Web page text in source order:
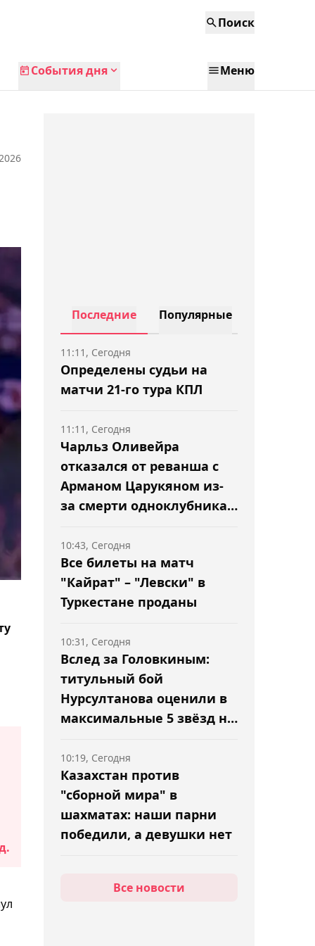
Поиск
События дня Меню
Последние Популярные
Определены судьи на
матчи 21-го тура КПЛ
11:11, Сегодня
Чарльз Оливейра
отказался от реванша с
Арманом Царукяном из-
за смерти одноклубника
11:11, Сегодня
Все билеты на матч
"Кайрат" – "Левски" в
Туркестане проданы
10:43, Сегодня
Вслед за Головкиным:
титульный бой
Нурсултанова оценили в
максимальные 5 звёзд на
10:31, Сегодня
Казахстан против
"сборной мира" в
шахматах: наши парни
победили, а девушки нет
10:19, Сегодня
Казахстанский теннисист
Все новости